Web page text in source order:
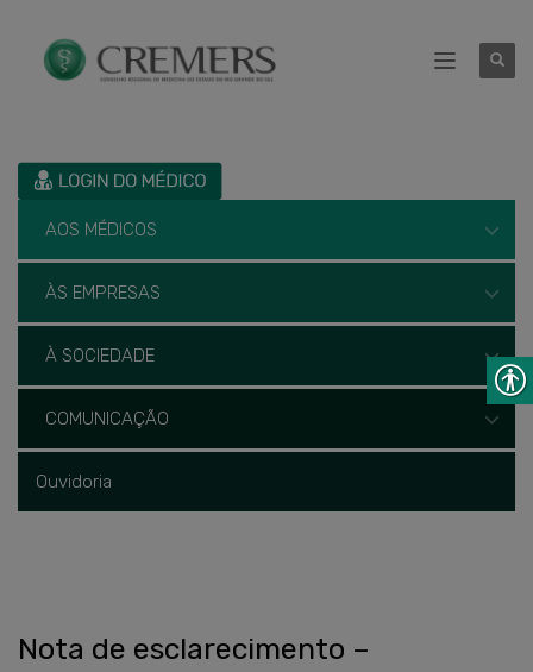
AOS MÉDICOS
ÀS EMPRESAS
À SOCIEDADE
COMUNICAÇÃO
Ouvidoria
Nota de esclarecimento –